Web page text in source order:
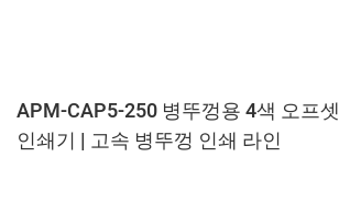
APM-CAP5-250 병뚜껑용 4색 오프셋
인쇄기 | 고속 병뚜껑 인쇄 라인